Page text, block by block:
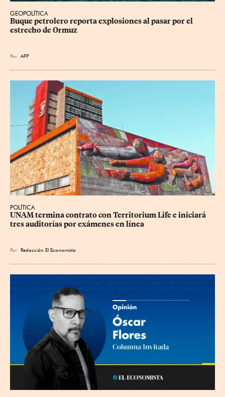
GEOPOLÍTICA
Buque petrolero reporta explosiones al pasar por el
estrecho de Ormuz
Por AFP
POLÍTICA
UNAM termina contrato con Territorium Life e iniciará
tres auditorías por exámenes en línea
Por Redacción El Economista